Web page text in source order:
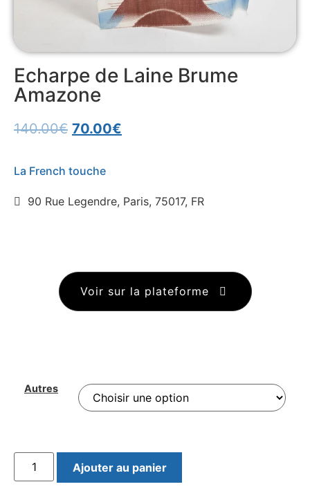
Echarpe de Laine Brume
Amazone
140.00€ 70.00€
La French touche
90 Rue Legendre, Paris, 75017, FR
Voir sur la plateforme
Autres
Ajouter au panier